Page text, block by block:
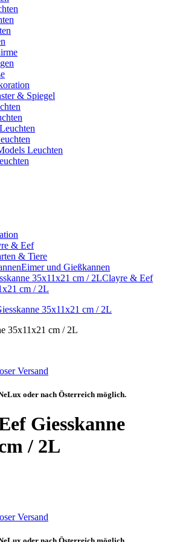
& Spiegel
Leuchten
& Eef
& Tiere
Eimer und Gießkannen
35x11x21 cm / 2LClayre & Eef
cm / 2L
35x11x21 cm / 2L
Versand
oder nach Österreich möglich.
Giesskanne
/ 2L
Versand